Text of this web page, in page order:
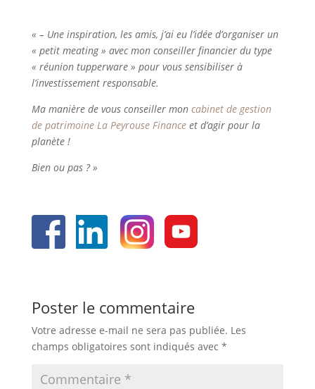
« – Une inspiration, les amis, j’ai eu l’idée d’organiser un
« petit meating » avec mon conseiller financier du type
« réunion tupperware » pour vous sensibiliser à
l’investissement responsable.
Ma manière de vous conseiller mon cabinet de gestion
de patrimoine La Peyrouse Financeet d’agir pour la
planète !
Bien ou pas ? »
Poster le commentaire
Votre adresse e-mail ne sera pas publiée. Les
champs obligatoires sont indiqués avec *